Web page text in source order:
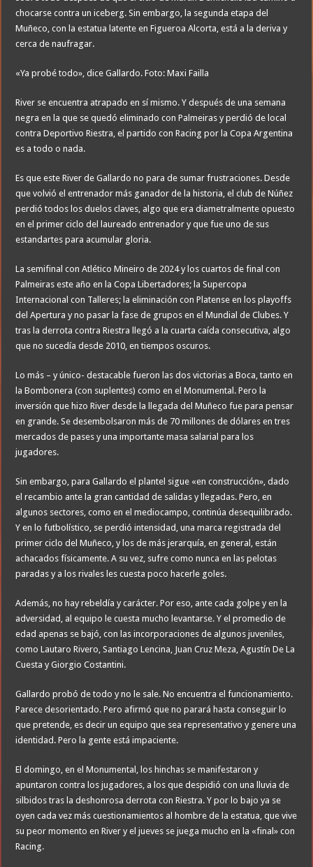
chocarse contra un iceberg. Sin embargo, la segunda etapa del
Muñeco, con la estatua latente en Figueroa Alcorta, está a la deriva y
cerca de naufragar.
«Ya probé todo», dice Gallardo. Foto: Maxi Failla
River se encuentra atrapado en sí mismo. Y después de una semana
negra en la que se quedó eliminado con Palmeiras y perdió de local
contra Deportivo Riestra, el partido con Racing por la Copa Argentina
es a todo o nada.
Es que este River de Gallardo no para de sumar frustraciones. Desde
que volvió el entrenador más ganador de la historia, el club de Núñez
perdió todos los duelos claves, algo que era diametralmente opuesto
en el primer ciclo del laureado entrenador y que fue uno de sus
estandartes para acumular gloria.
La semifinal con Atlético Mineiro de 2024 y los cuartos de final con
Palmeiras este año en la Copa Libertadores; la Supercopa
Internacional con Talleres; la eliminación con Platense en los playoffs
del Apertura y no pasar la fase de grupos en el Mundial de Clubes. Y
tras la derrota contra Riestra llegó a la cuarta caída consecutiva, algo
que no sucedía desde 2010, en tiempos oscuros.
Lo más – y único- destacable fueron las dos victorias a Boca, tanto en
la Bombonera (con suplentes) como en el Monumental. Pero la
inversión que hizo River desde la llegada del Muñeco fue para pensar
en grande. Se desembolsaron más de 70 millones de dólares en tres
mercados de pases y una importante masa salarial para los
jugadores.
Sin embargo, para Gallardo el plantel sigue «en construcción», dado
el recambio ante la gran cantidad de salidas y llegadas. Pero, en
algunos sectores, como en el mediocampo, continúa desequilibrado.
Y en lo futbolístico, se perdió intensidad, una marca registrada del
primer ciclo del Muñeco, y los de más jerarquía, en general, están
achacados físicamente. A su vez, sufre como nunca en las pelotas
paradas y a los rivales les cuesta poco hacerle goles.
Además, no hay rebeldía y carácter. Por eso, ante cada golpe y en la
adversidad, al equipo le cuesta mucho levantarse. Y el promedio de
edad apenas se bajó, con las incorporaciones de algunos juveniles,
como Lautaro Rivero, Santiago Lencina, Juan Cruz Meza, Agustín De La
Cuesta y Giorgio Costantini.
Gallardo probó de todo y no le sale. No encuentra el funcionamiento.
Parece desorientado. Pero afirmó que no parará hasta conseguir lo
que pretende, es decir un equipo que sea representativo y genere una
identidad. Pero la gente está impaciente.
El domingo, en el Monumental, los hinchas se manifestaron y
apuntaron contra los jugadores, a los que despidió con una lluvia de
silbidos tras la deshonrosa derrota con Riestra. Y por lo bajo ya se
oyen cada vez más cuestionamientos al hombre de la estatua, que vive
su peor momento en River y el jueves se juega mucho en la «final» con
Racing.